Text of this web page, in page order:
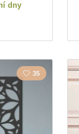
dny
35